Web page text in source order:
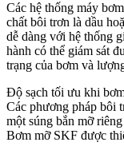
Các hệ thống máy
chất bôi trơn là dầu
dễ dàng với hệ thống
hành có thể giám sát
trạng của bơm và
Độ sạch tối ưu khi
Các phương pháp bôi
một súng bắn mỡ
Bơm mỡ SKF được